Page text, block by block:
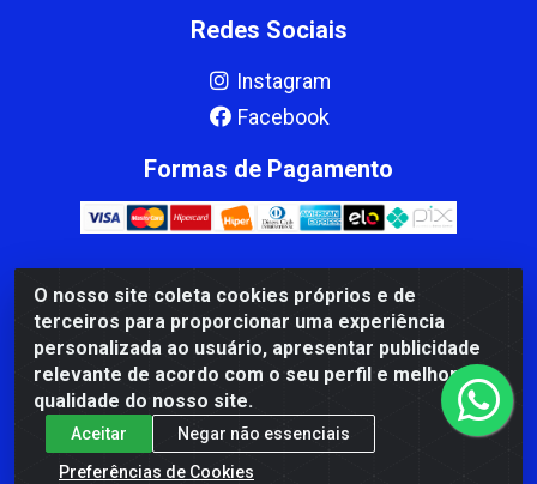
O nosso site coleta cookies próprios e de
terceiros para proporcionar uma experiência
personalizada ao usuário, apresentar publicidade
relevante de acordo com o seu perfil e melhorar a
qualidade do nosso site.
Aceitar
Negar não essenciais
Preferências de Cookies
Redes Sociais
Instagram
Facebook
Formas de Pagamento
CBP MACEDO COMERCIO PEÇAS LTDA Matriz - av Mauro
Miranda Madureira, 1249 - Coramara , Cachoeiro de
Itapemirim/ES - CEP 29.311-310 - CNPJ 00.502.680/0001-41